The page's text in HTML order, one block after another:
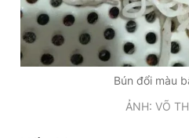
Bún đổi màu
ẢNH: VÕ